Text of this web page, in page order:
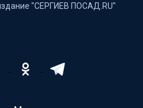
"СЕРГИЕВ ПОСАД.RU"